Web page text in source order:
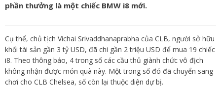
phần thưởng là một chiếc BMW i8 mới.
Cụ thể, chủ tịch Vichai Srivaddhanaprabha của CLB, người sở hữu
khối tài sản gần 3 tỷ USD, đã chi gần 2 triệu USD để mua 19 chiếc
i8. Theo thông báo, 4 trong số các cầu thủ giành chức vô địch
không nhận được món quà này. Một trong số đó đã chuyển sang
chơi cho CLB Chelsea, số còn lại thuộc diện dự bị.